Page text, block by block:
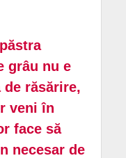
grâu nu e
de răsărire,
veni în
face să
necesar de